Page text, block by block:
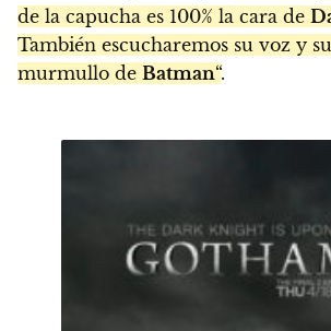
de la capucha es 100% la cara de
También escucharemos su voz y
murmullo de Batman“.